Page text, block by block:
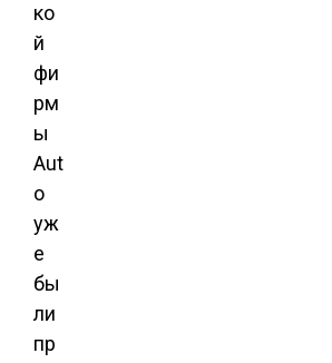
ко
й
фи
рм
ы
Aut
o
уж
е
бы
ли
пр